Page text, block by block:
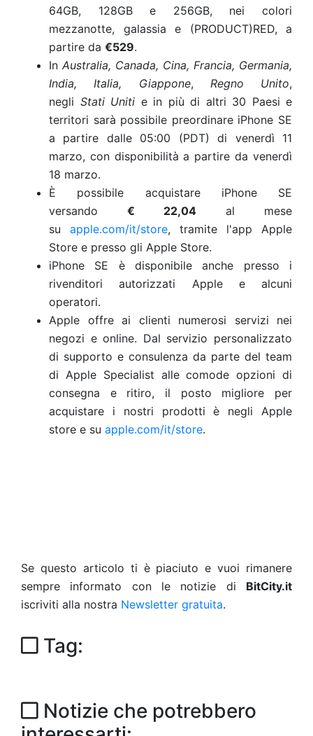
64GB, 128GB e 256GB, nei colori
mezzanotte, galassia e (PRODUCT)RED, a
partire da €529.
In Australia, Canada, Cina, Francia, Germania,
India, Italia, Giappone, Regno Unito,
negli Stati Uniti e in più di altri 30 Paesi e
territori sarà possibile preordinare iPhone SE
a partire dalle 05:00 (PDT) di venerdì 11
marzo, con disponibilità a partire da venerdì
18 marzo.
È possibile acquistare iPhone SE
versando € 22,04 al mese
su apple.com/it/store, tramite l'app Apple
Store e presso gli Apple Store.
iPhone SE è disponibile anche presso i
rivenditori autorizzati Apple e alcuni
operatori.
Apple offre ai clienti numerosi servizi nei
negozi e online. Dal servizio personalizzato
di supporto e consulenza da parte del team
di Apple Specialist alle comode opzioni di
consegna e ritiro, il posto migliore per
acquistare i nostri prodotti è negli Apple
store e su apple.com/it/store.
Se questo articolo ti è piaciuto e vuoi rimanere
sempre informato con le notizie di BitCity.it
iscriviti alla nostra Newsletter gratuita.
Tag:
Notizie che potrebbero